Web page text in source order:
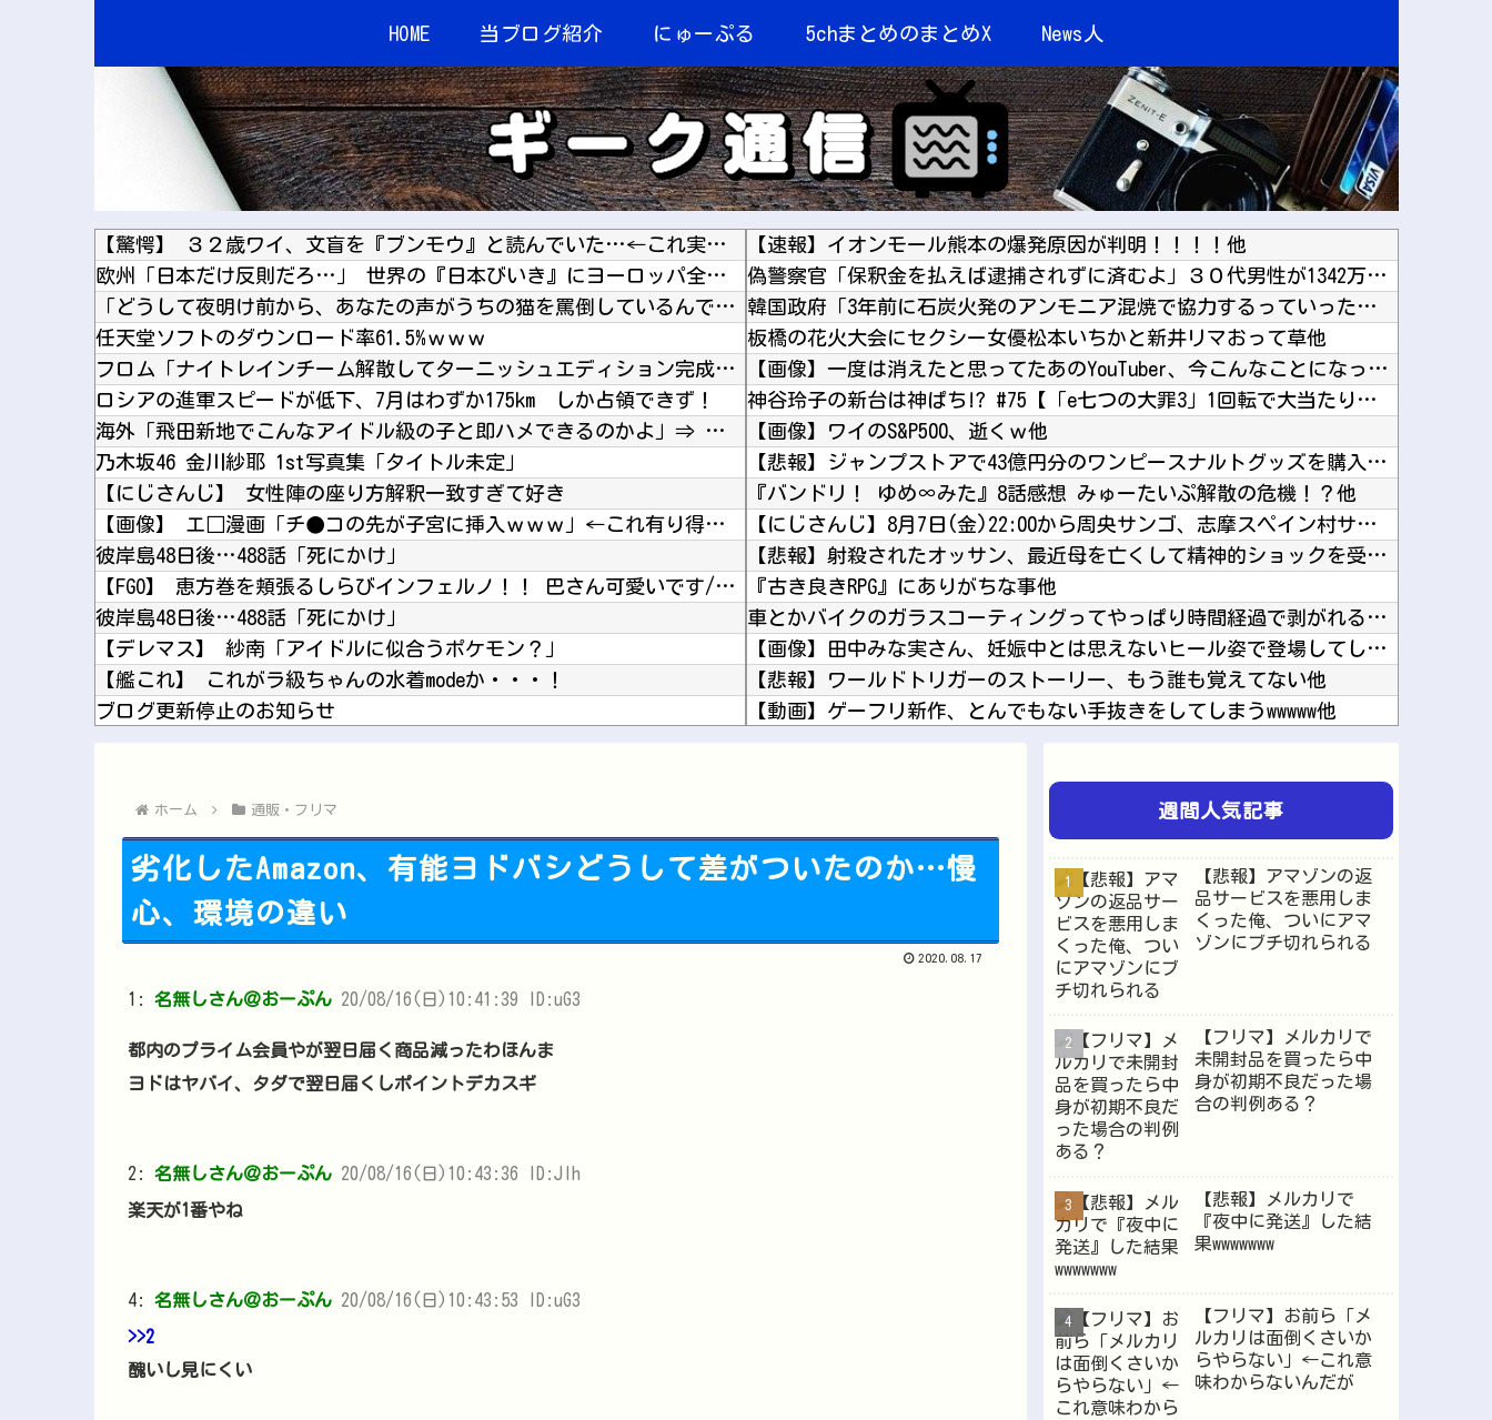
HOME 当ブログ紹介 にゅーぷる 5chまとめのまとめX News人
【驚愕】 ３２歳ワイ、文盲を『ブンモウ』と読んでいた…←これ実は正解はｗｗｗｗｗｗｗｗ
欧州「日本だけ反則だろ…」 世界の『日本びいき』にヨーロッパ全土から不満の声
「どうして夜明け前から、あなたの声がうちの猫を罵倒しているんですか」隣人が給餌器を抱えて訪...
任天堂ソフトのダウンロード率61.5%ｗｗｗ
フロム「ナイトレインチーム解散してターニッシュエディション完成させました」←これｗｗｗｗ
ロシアの進軍スピードが低下、7月はわずか175km²しか占領できず！
海外「飛田新地でこんなアイドル級の子と即ハメできるのかよ」⇒ 晒された無修正動画がコチラ
乃木坂46 金川紗耶 1st写真集「タイトル未定」
【にじさんじ】 女性陣の座り方解釈一致すぎて好き
【画像】 エ□漫画「チ●コの先が子宮に挿入ｗｗｗ」←これ有り得るの？ｗｗ
彼岸島48日後…488話「死にかけ」
【FGO】 恵方巻を頬張るしらびインフェルノ！！ 巴さん可愛いです//////
彼岸島48日後…488話「死にかけ」
【デレマス】 紗南「アイドルに似合うポケモン？」
【艦これ】 これがラ級ちゃんの水着modeか・・・！
ブログ更新停止のお知らせ
ガンダムの戦艦ってモビルスーツに簡単に落とされるけど・・・・
【速報】イオンモール熊本の爆発原因が判明！！！！他
偽警察官「保釈金を払えば逮捕されずに済むよ」３０代男性が1342万円だまし取られる他
韓国政府「3年前に石炭火発のアンモニア混焼で協力するっていったけどあれ取りやめな。政権変わ...
板橋の花火大会にセクシー女優松本いちかと新井リマおって草他
【画像】一度は消えたと思ってたあのYouTuber、今こんなことになってるｗｗｗｗｗ他
神谷玲子の新台は神ぱち!? #75【「e七つの大罪3」1回転で大当たり＝速さが段違い！渾身...
【画像】ワイのS&P500、逝くｗ他
【悲報】ジャンプストアで43億円分のワンピースナルトグッズを購入してキャンセルを繰り返して...
『バンドリ！ ゆめ∞みた』8話感想 みゅーたいぷ解散の危機！？他
【にじさんじ】8月7日(金)22:00から周央サンゴ、志摩スペイン村サマーフィエスタ202...
【悲報】射殺されたオッサン、最近母を亡くして精神的ショックを受けていたと判明他
『古き良きRPG』にありがちな事他
車とかバイクのガラスコーティングってやっぱり時間経過で剥がれるの？他
【画像】田中みな実さん、妊娠中とは思えないヒール姿で登場してしまう他
【悲報】ワールドトリガーのストーリー、もう誰も覚えてない他
【動画】ゲーフリ新作、とんでもない手抜きをしてしまうwwwww他
【ラブライブ！】魅力ディスカバー、次は16日にランジュ【虹ヶ咲】他
40万のPC 40万のスマホ お前らどっちが欲しい？他
【にじさんじ】オリバー久しぶりに100連で入手他
【悲報】アニメ「ヤニねこ」、喫煙・違法薬物の使用がBPOで問題視されるｗｗｗｗ他
Powered by livedoor 相互RSS
ホーム 通販・フリマ
劣化したAmazon、有能ヨドバシどうして差がついたのか…慢
心、環境の違い
2020.08.17
1: 名無しさん＠おーぷん 20/08/16(日)10:41:39 ID:uG3
都内のプライム会員やが翌日届く商品減ったわほんま
ヨドはヤバイ、タダで翌日届くしポイントデカスギ
2: 名無しさん＠おーぷん 20/08/16(日)10:43:36 ID:Jlh
楽天が1番やね
4: 名無しさん＠おーぷん 20/08/16(日)10:43:53 ID:uG3
>>2
醜いし見にくい
週間人気記事
【悲報】アマゾンの返
品サービスを悪用しま
くった俺、ついにアマ
ゾンにブチ切れられる
【フリマ】メルカリで
未開封品を買ったら中
身が初期不良だった場
合の判例ある？
【悲報】メルカリで
『夜中に発送』した結
果wwwwwww
【フリマ】お前ら「メ
ルカリは面倒くさいか
らやらない」←これ意
味わからないんだが